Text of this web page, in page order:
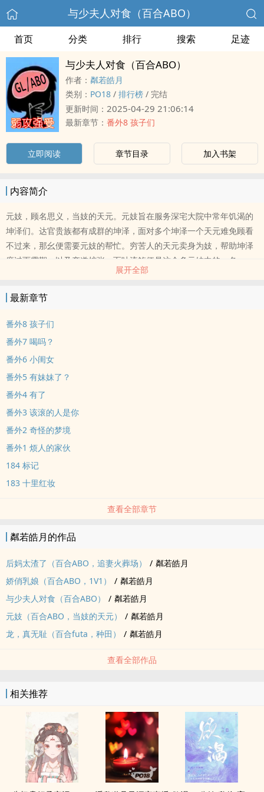
与少夫人对食（百合ABO）
首页 分类 排行 搜索 足迹
与少夫人对食（百合ABO）
作者： 粼若皓月
类别： ‎P‎O‍‌1‎‌‎8‌‌ / 排行榜 / 完结
更新时间： 2025-04-29 21:06:14
最新章节： 番外8 孩子们
立即阅读 章节目录 加入书架
内容简介
元妓，顾名思义，当妓的天元。元妓旨在服务深宅大院中常年饥渴的
坤泽们。达官贵族都有成群的坤泽，面对多个坤泽一个天元难免顾看
不过来，那幺便需要元妓的帮忙。穷苦人的天元卖身为妓，帮助坤泽
度过雨露期，以及产道扩张，而叶流觞便是这众多元妓中的一名。
注意！注意！注意！此为《元妓》的清水版。这版是改了肉的，也不
标签： ‌1‌‍V‍1‍‌ / futa / 古代 / 百合 /
展开全部
最新章节
番外8 孩子们
番外7 喝吗？
番外6 小闺女
番外5 有妹妹了？
番外4 有了
番外3 该滚的人是你
番外2 奇怪的梦境
番外1 烦人的家伙
184 标记
183 十里红妆
查看全部章节
粼若皓月的作品
后妈太渣了（百合ABO，追妻火葬场） / 粼若皓月
娇俏乳娘（百合ABO，‌1‌‍V‍1‍‌）
/ 粼若皓月
与少夫人对食（百合ABO）
/ 粼若皓月
元妓（百合ABO，当妓的天元）
/ 粼若皓月
龙，真无耻（百合futa，种田）
/ 粼若皓月
查看全部作品
相关推荐